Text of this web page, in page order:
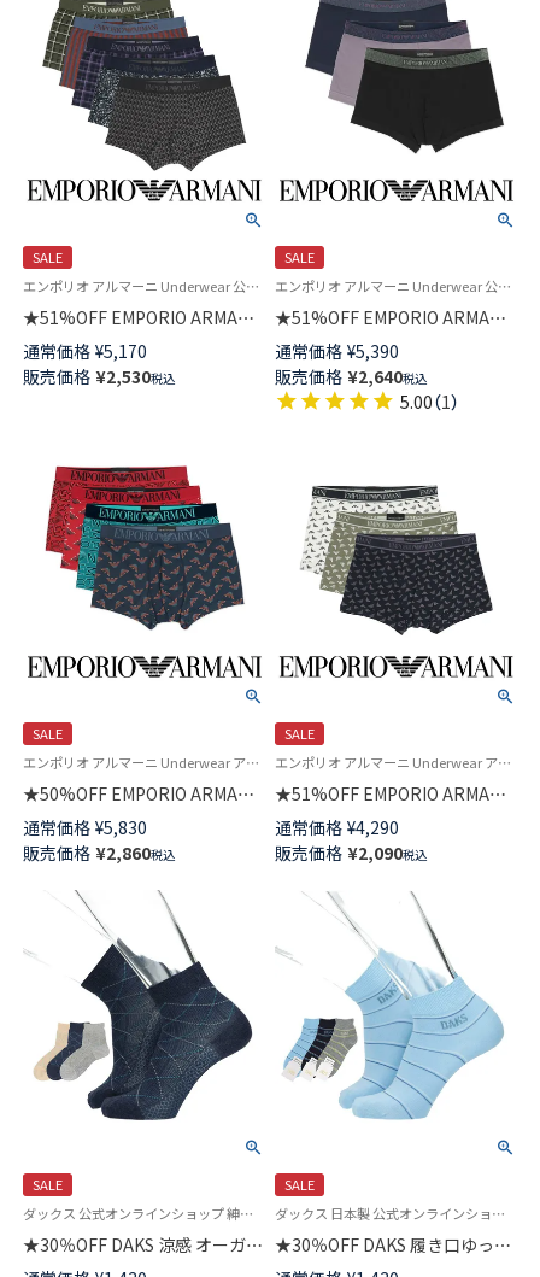
SALE
エンポリオ アルマーニ Underwear 公式オンラインショップ 紳士 下着
★51%OFF EMPORIO ARMANI
CLASSIC PATTERN MIX クラシ
ック パターン ボクサーパンツ
前閉じ EUサイズ メンズ
通常価格 ¥5,170
販売価格 ¥2,530税込
SALE
エンポリオ アルマーニ Underwear 公式 紳士 下着 アンダーウェア
★51%OFF EMPORIO ARMANI
SHINY LOGOBAND TRUNK シ
ャイニーロゴバンド ボクサーパ
ンツ 前閉じ EUサイズ メンズ
54007711
通常価格 ¥5,390
販売価格 ¥2,640税込
5.00（1）
SALE
エンポリオ アルマーニ Underwear アンダーウェア 紳士 下着
★50%OFF EMPORIO ARMANI
ALL OVER MICROFIBER オール
オーバーマイクロファイバー ボ
クサーパンツ 前閉じ EUサイズ
メンズ 54007962
通常価格 ¥5,830
販売価格 ¥2,860税込
SALE
エンポリオ アルマーニ Underwear アンダーウェア 紳士 下着
★51%OFF EMPORIO ARMANI
CORE LOGOBAND コアロゴバ
ンド ボクサーパンツ 前閉じ EU
サイズ メンズ 54007791
通常価格 ¥4,290
販売価格 ¥2,090税込
SALE
ダックス 公式オンラインショップ 紳士 靴下
★30％OFF DAKS 涼感 オーガニ
ック綿麻混 ステッチダイヤ 履
SALE
ダックス 日本製 公式オンラインショップ 紳士 靴下
★30％OFF DAKS 履き口ゆった
り ソフト口ゴム やわらか綿混